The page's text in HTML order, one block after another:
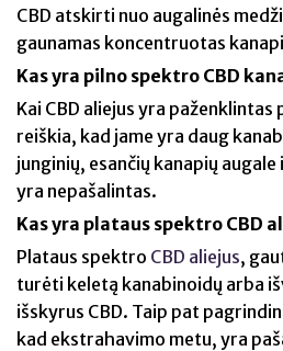
CBD atskirti nuo augalinės
gaunamas koncentruotas
Kas yra pilno spektro CBD
Kai CBD aliejus yra
reiškia, kad jame yra daug
junginių, esančių kanapių augale
yra nepašalintas.
Kas yra plataus spektro CBD
Plataus spektro CBD aliejus,
turėti keletą kanabinoidų arba
išskyrus CBD. Taip pat
kad ekstrahavimo metu, yra